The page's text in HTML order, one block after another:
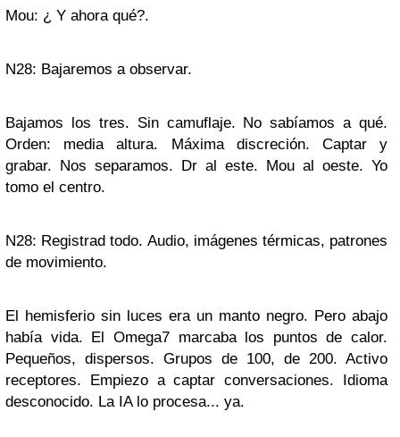
Mou: ¿ Y ahora qué?.
N28: Bajaremos a observar.
Bajamos los tres. Sin camuflaje. No sabíamos a qué.
Orden: media altura. Máxima discreción. Captar y
grabar. Nos separamos. Dr al este. Mou al oeste. Yo
tomo el centro.
N28: Registrad todo. Audio, imágenes térmicas, patrones
de movimiento.
El hemisferio sin luces era un manto negro. Pero abajo
había vida. El Omega7 marcaba los puntos de calor.
Pequeños, dispersos. Grupos de 100, de 200. Activo
receptores. Empiezo a captar conversaciones. Idioma
desconocido. La IA lo procesa... ya.